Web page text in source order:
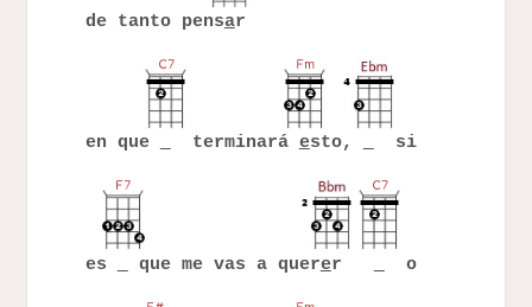
de tanto pensar
en que terminaráesto, si
es que me vas a querer o